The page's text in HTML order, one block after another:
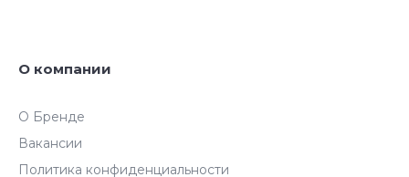
О компании
О Бренде
Вакансии
Политика конфиденциальности